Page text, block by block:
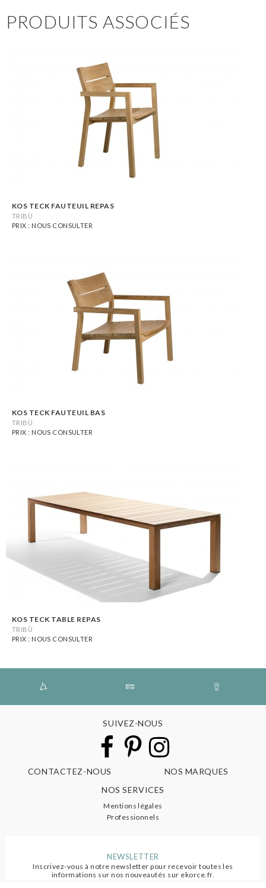
PRODUITS ASSOCIÉS
KOS TECK FAUTEUIL REPAS
TRIBÙ
PRIX : NOUS CONSULTER
KOS TECK FAUTEUIL BAS
TRIBÙ
PRIX : NOUS CONSULTER
KOS TECK TABLE REPAS
TRIBÙ
PRIX : NOUS CONSULTER
SUIVEZ-NOUS
CONTACTEZ-NOUS
NOS MARQUES
NOS SERVICES
Mentions légales
Professionnels
NEWSLETTER
Inscrivez-vous à notre newsletter pour recevoir toutes les
informations sur nos nouveautés sur ekorce.fr.